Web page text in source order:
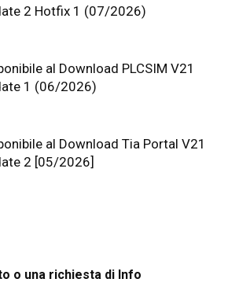
2 Hotfix 1 (07/2026)
al Download PLCSIM V21
1 (06/2026)
al Download Tia Portal V21
2 [05/2026]
o una richiesta di Info